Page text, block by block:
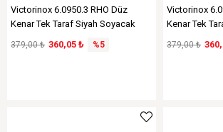
Victorinox 6.0950.3 RHO Düz
Kenar Tek Taraf Siyah Soyacak
360,05 ₺
379,00 ₺ %5
Victorinox
Kenar Tek
379,00 ₺